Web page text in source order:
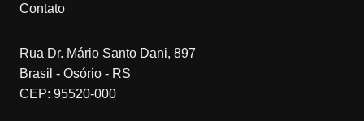
Contato
Rua Dr. Mário Santo Dani, 897
Brasil - Osório - RS
CEP: 95520-000